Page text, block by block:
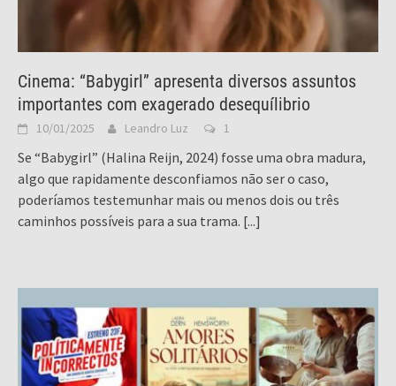
Cinema: “Babygirl” apresenta diversos assuntos
importantes com exagerado desequílibrio
10/01/2025 Leandro Luz 1
Se “Babygirl” (Halina Reijn, 2024) fosse uma obra madura,
algo que rapidamente desconfiamos não ser o caso,
poderíamos testemunhar mais ou menos dois ou três
caminhos possíveis para a sua trama. [...]